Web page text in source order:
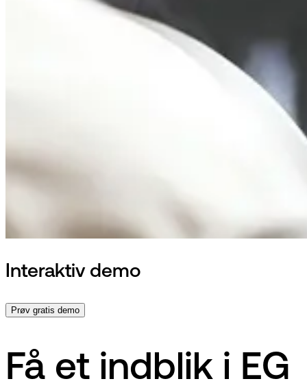
Interaktiv demo
Prøv gratis demo
Få et indblik i EG